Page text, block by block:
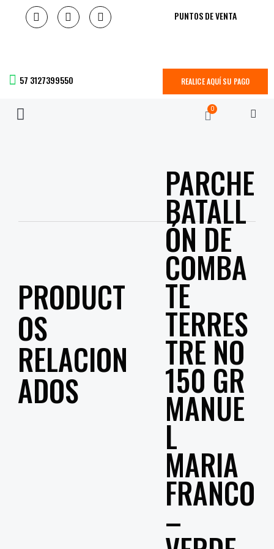
PUNTOS DE VENTA
57 3127399550 REALICE AQUÍ SU PAGO
0
PARCHE
BATALL
ÓN DE
COMBA
TE
TERRES
TRE NO
150 GR
MANUE
L
MARIA
FRANCO
–
PRODUCT
OS
RELACION
ADOS